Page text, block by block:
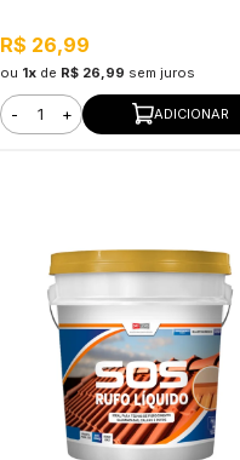
R$ 26,99
ou 1xde R$ 26,99 sem juros
- + ADICIONAR